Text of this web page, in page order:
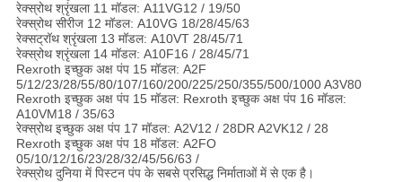
रेक्स्रोथ श्रृंखला 11 मॉडल: A11VG12 / 19/50
रेक्स्रोथ सीरीज 12 मॉडल: A10VG 18/28/45/63
रेक्सट्रॉथ श्रृंखला 13 मॉडल: A10VT 28/45/71
रेक्स्रोथ श्रृंखला 14 मॉडल: A10F16 / 28/45/71
Rexroth इच्छुक अक्ष पंप 15 मॉडल: A2F
5/12/23/28/55/80/107/160/200/225/250/355/500/1000 A3V80
Rexroth इच्छुक अक्ष पंप 15 मॉडल: Rexroth इच्छुक अक्ष पंप 16 मॉडल:
A10VM18 / 35/63
रेक्स्रोथ इच्छुक अक्ष पंप 17 मॉडल: A2V12 / 28DR A2VK12 / 28
Rexroth इच्छुक अक्ष पंप 18 मॉडल: A2FO
05/10/12/16/23/28/32/45/56/63 /
रेक्स्रोथ दुनिया में पिस्टन पंप के सबसे प्रसिद्ध निर्माताओं में से एक है।